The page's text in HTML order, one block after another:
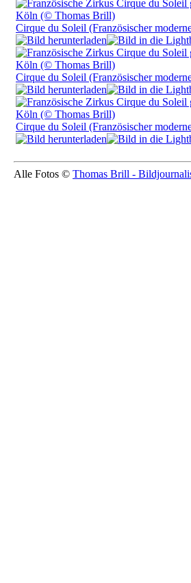
Cirque du Soleil (Französischer
Cirque du Soleil (Französischer
Cirque du Soleil (Französischer
Alle Fotos © Thomas Brill -